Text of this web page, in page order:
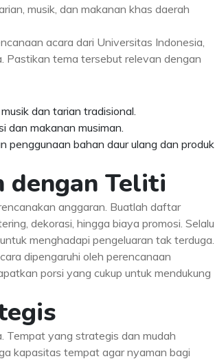
musik, dan makanan khas daerah
acara dari Universitas Indonesia,
Pastikan tema tersebut relevan dengan
dan tarian tradisional.
dan makanan musiman.
penggunaan bahan daur ulang dan produk
dengan Teliti
anggaran. Buatlah daftar
dekorasi, hingga biaya promosi. Selalu
menghadapi pengeluaran tak terduga.
dipengaruhi oleh perencanaan
porsi yang cukup untuk mendukung
Tempat yang strategis dan mudah
kapasitas tempat agar nyaman bagi